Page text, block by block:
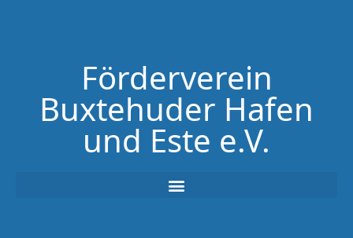
Förderverein
Buxtehuder Hafen
und Este e.V.